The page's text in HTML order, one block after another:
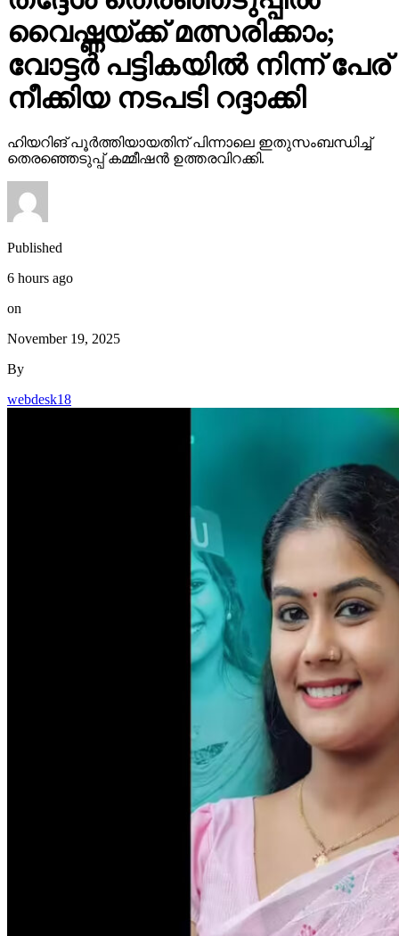
വൈഷ്ണയ്ക്ക് മത്സരിക്കാം;
വോട്ടര്‍ പട്ടികയില്‍ നിന്ന് പേര്
നീക്കിയ നടപടി റദ്ദാക്കി
ഹിയറിങ് പൂര്‍ത്തിയായതിന് പിന്നാലെ ഇതുസംബന്ധിച്ച്
തെരഞ്ഞെടുപ്പ് കമ്മീഷന്‍ ഉത്തരവിറക്കി.
Published
6 hours ago
on
November 19, 2025
By
webdesk18